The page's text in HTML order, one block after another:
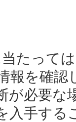
たって
報を確認
が必要
入手する